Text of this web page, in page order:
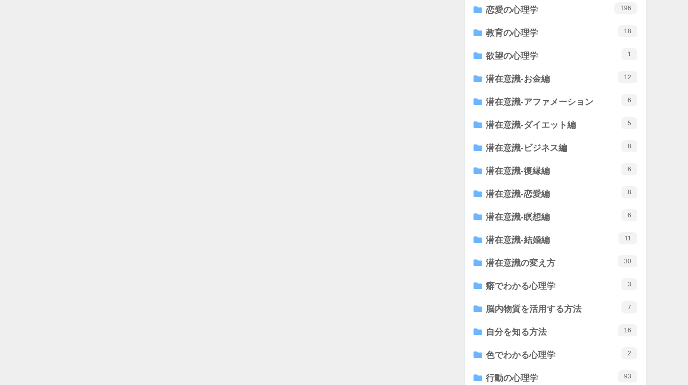
恋愛の心理学 196
教育の心理学 18
欲望の心理学 1
潜在意識-お金編 12
潜在意識-アファメーション 6
潜在意識-ダイエット編 5
潜在意識-ビジネス編 8
潜在意識-復縁編 6
潜在意識-恋愛編 8
潜在意識-瞑想編 6
潜在意識-結婚編 11
潜在意識の変え方 30
癖でわかる心理学 3
脳内物質を活用する方法 7
自分を知る方法 16
色でわかる心理学 2
行動の心理学 93